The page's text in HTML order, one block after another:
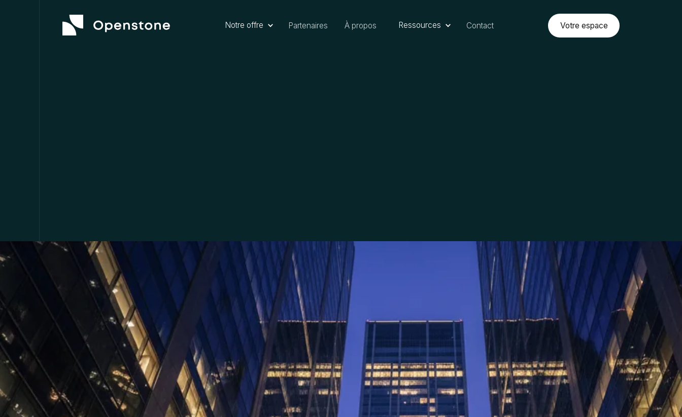
Notre offre Partenaires À propos Ressources Contact Votre espace